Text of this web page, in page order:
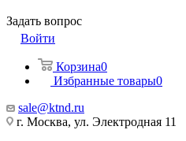
Задать вопрос
Войти
Корзина0
Избранные товары0
sale@ktnd.ru
г. Москва, ул. Электродная 11